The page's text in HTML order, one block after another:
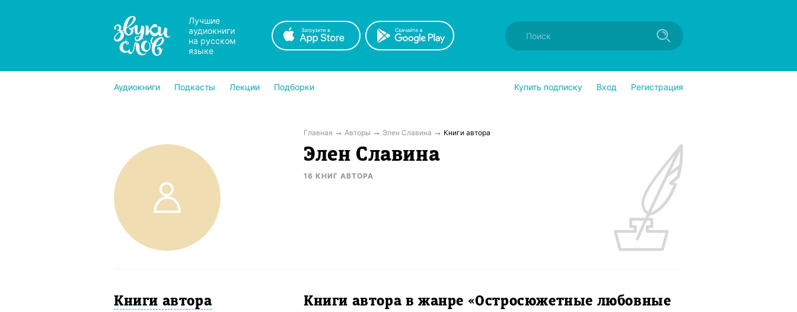
Лучшие
аудиокниги
на русском
языке
Аудиокниги Подкасты Лекции Подборки Купить подписку Вход Регистрация
Главная Авторы Элен Славина Книги автора
Элен Славина
16 КНИГ АВТОРА
Книги автора
Книги автора в жанре «Остросюжетные любовные